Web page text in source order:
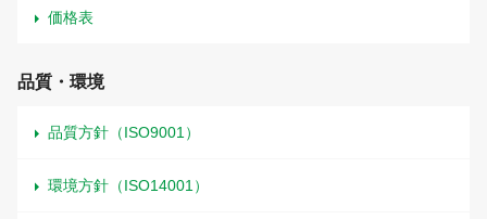
価格表
品質・環境
品質方針（ISO9001）
環境方針（ISO14001）